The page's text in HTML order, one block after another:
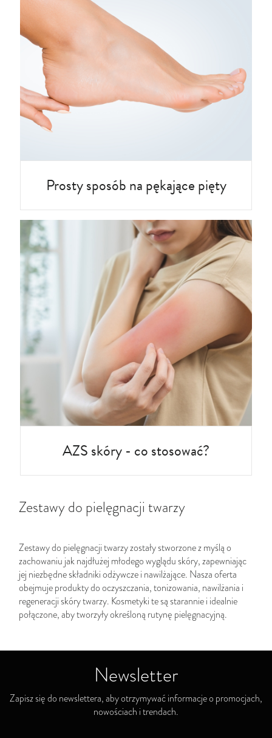
Prosty sposób na pękające pięty
AZS skóry - co stosować?
Zestawy do pielęgnacji twarzy
Zestawy do pielęgnacji twarzy zostały stworzone z myślą o
zachowaniu jak najdłużej młodego wyglądu skóry, zapewniając
jej niezbędne składniki odżywcze i nawilżające. Nasza oferta
obejmuje produkty do oczyszczania, tonizowania, nawilżania i
regeneracji skóry twarzy. Kosmetyki te są starannie i idealnie
połączone, aby tworzyły określoną rutynę pielęgnacyjną.
Newsletter
Zapisz się do newslettera, aby otrzymywać informacje o promocjach,
nowościach i trendach.